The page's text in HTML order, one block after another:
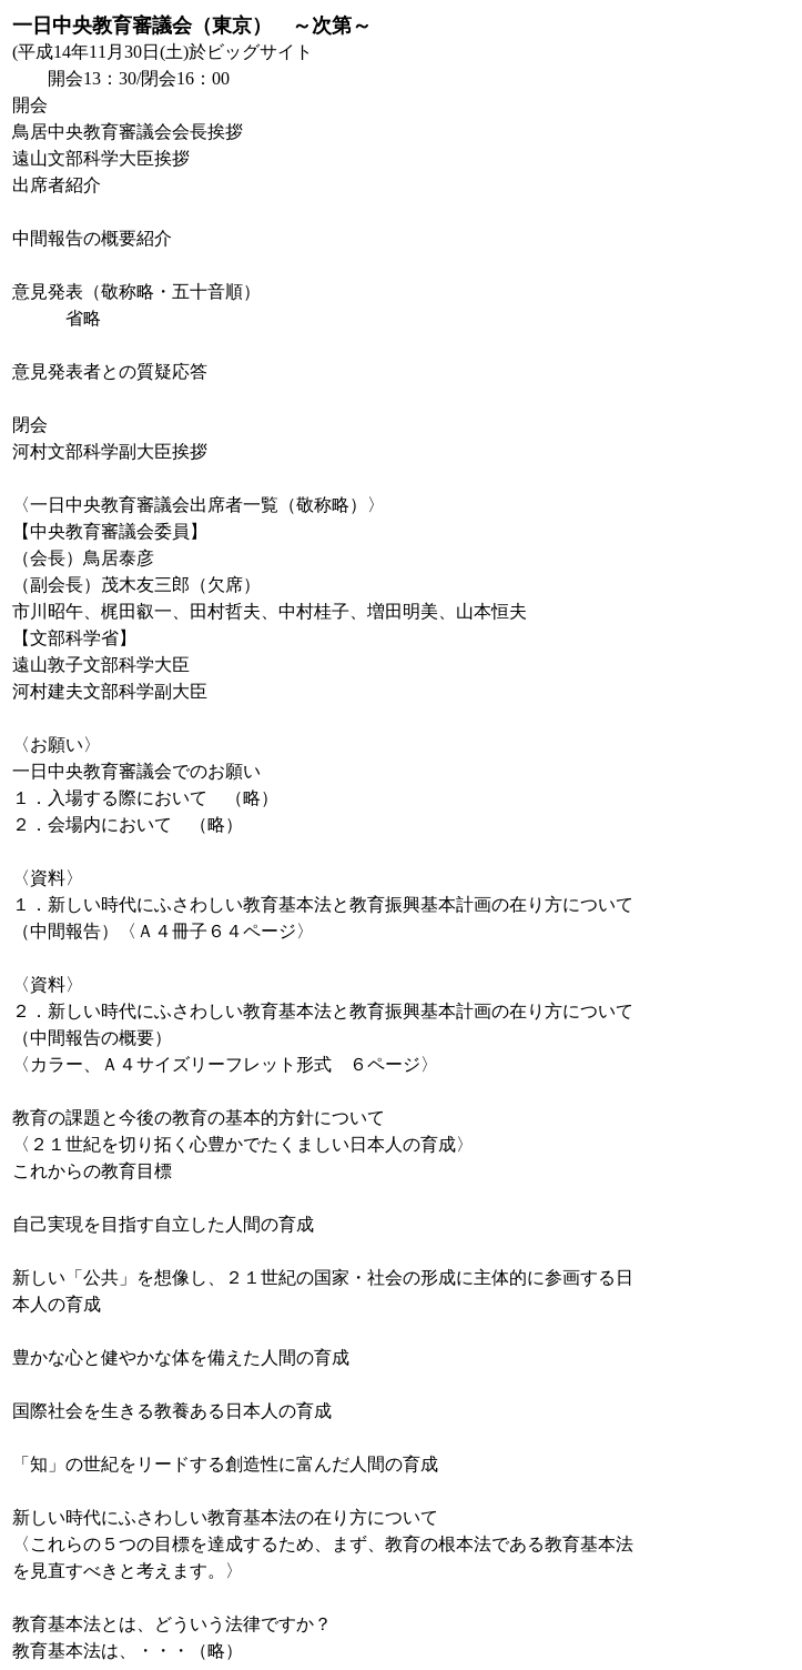
一日中央教育審議会（東京） ～次第～
(平成14年11月30日(土)於ビッグサイト
開会13：30/閉会16：00
開会
鳥居中央教育審議会会長挨拶
遠山文部科学大臣挨拶
出席者紹介
中間報告の概要紹介
意見発表（敬称略・五十音順）
省略
意見発表者との質疑応答
閉会
河村文部科学副大臣挨拶
〈一日中央教育審議会出席者一覧（敬称略）〉
【中央教育審議会委員】
（会長）鳥居泰彦
（副会長）茂木友三郎（欠席）
市川昭午、梶田叡一、田村哲夫、中村桂子、増田明美、山本恒夫
【文部科学省】
遠山敦子文部科学大臣
河村建夫文部科学副大臣
〈お願い〉
一日中央教育審議会でのお願い
１．入場する際において （略）
２．会場内において （略）
〈資料〉
１．新しい時代にふさわしい教育基本法と教育振興基本計画の在り方について
（中間報告）〈Ａ４冊子６４ページ〉
〈資料〉
２．新しい時代にふさわしい教育基本法と教育振興基本計画の在り方について
（中間報告の概要）
〈カラー、Ａ４サイズリーフレット形式 ６ページ〉
教育の課題と今後の教育の基本的方針について
〈２１世紀を切り拓く心豊かでたくましい日本人の育成〉
これからの教育目標
自己実現を目指す自立した人間の育成
新しい「公共」を想像し、２１世紀の国家・社会の形成に主体的に参画する日
本人の育成
豊かな心と健やかな体を備えた人間の育成
国際社会を生きる教養ある日本人の育成
「知」の世紀をリードする創造性に富んだ人間の育成
新しい時代にふさわしい教育基本法の在り方について
〈これらの５つの目標を達成するため、まず、教育の根本法である教育基本法
を見直すべきと考えます。〉
教育基本法とは、どういう法律ですか？
教育基本法は、・・・（略）